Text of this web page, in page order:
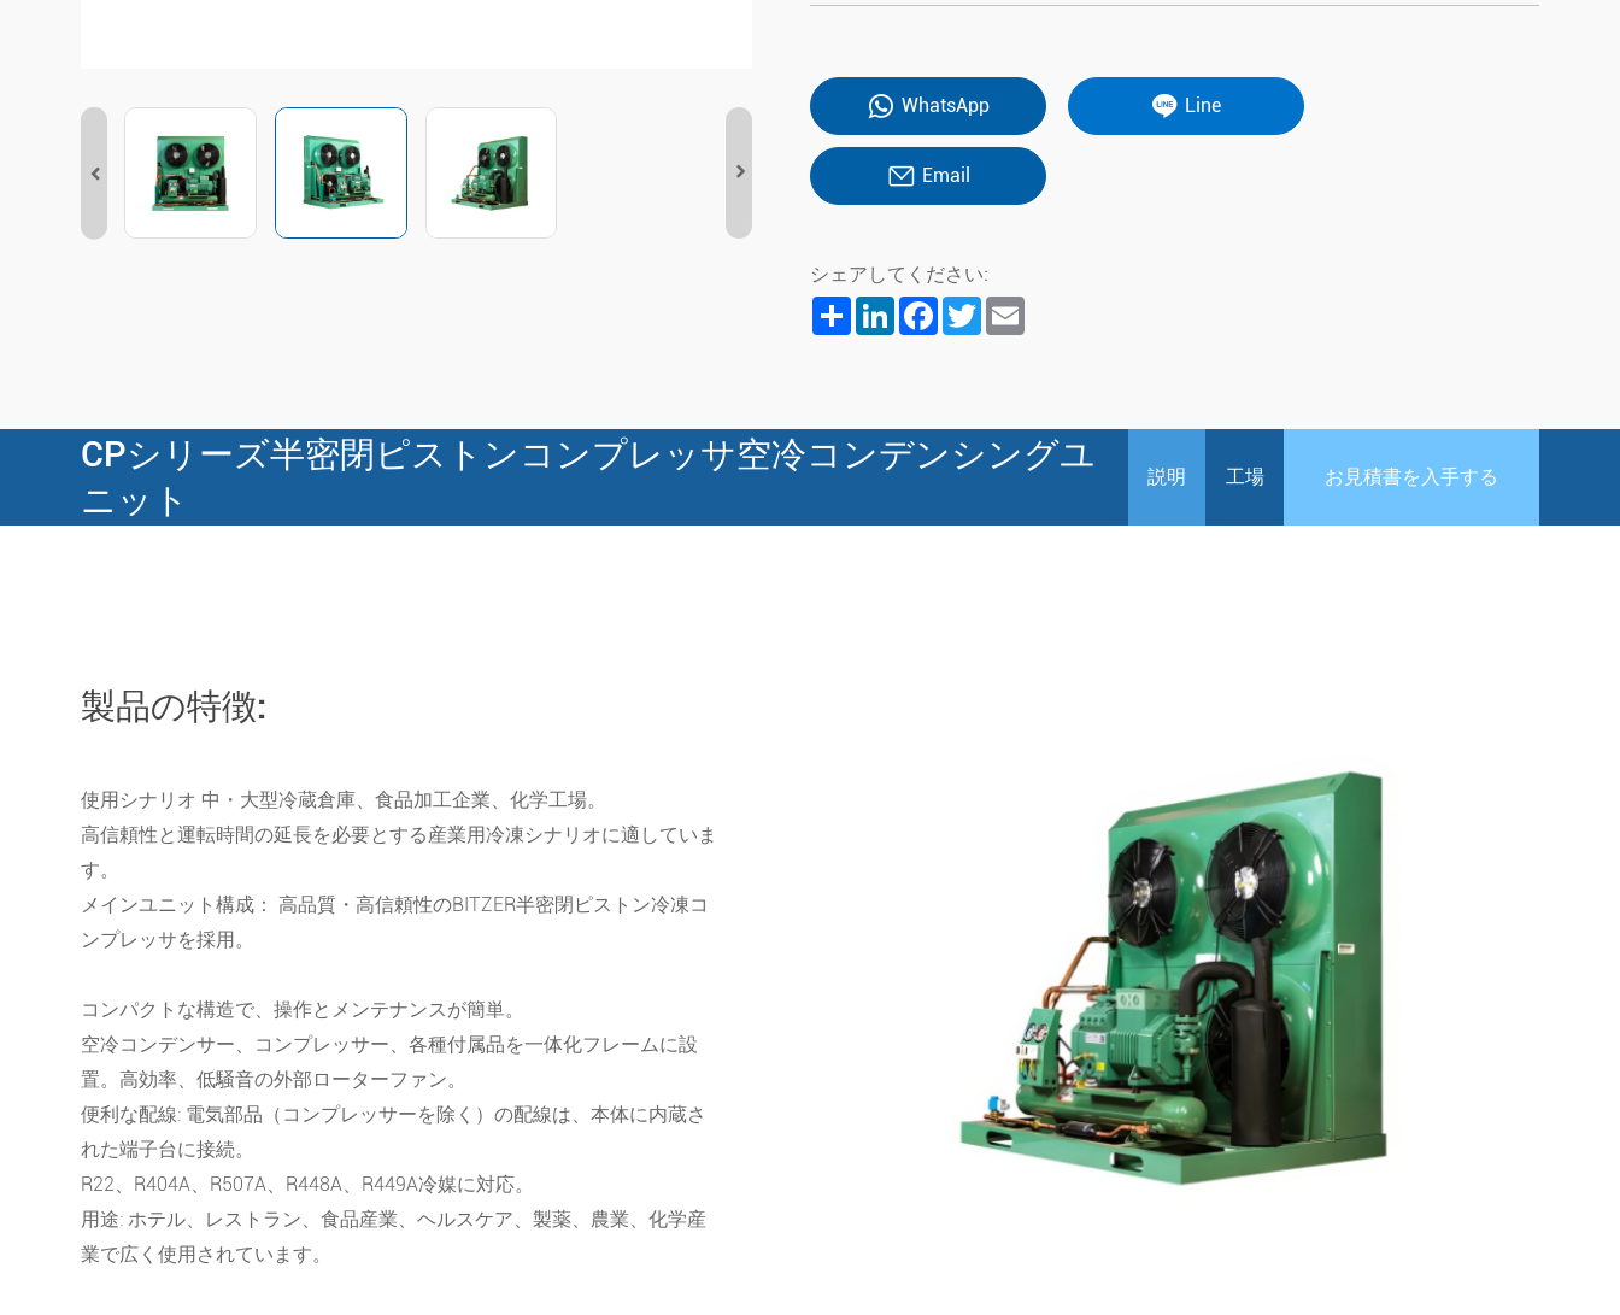
WhatsApp Line
Email
シェアしてください:
ShareLinkedInFacebook
Twitter
CPシリーズ半密閉ピストンコンプレッサ空冷コンデンシングユ
ニット
説明 工場 お見積書を入手する
製品の特徴:
使用シナリオ 中・大型冷蔵倉庫、食品加工企業、化学工場。
高信頼性と運転時間の延長を必要とする産業用冷凍シナリオに適していま
す。
メインユニット構成： 高品質・高信頼性のBITZER半密閉ピストン冷凍コ
ンプレッサを採用。
コンパクトな構造で、操作とメンテナンスが簡単。
空冷コンデンサー、コンプレッサー、各種付属品を一体化フレームに設
置。高効率、低騒音の外部ローターファン。
便利な配線: 電気部品（コンプレッサーを除く）の配線は、本体に内蔵さ
れた端子台に接続。
R22、R404A、R507A、R448A、R449A冷媒に対応。
用途: ホテル、レストラン、食品産業、ヘルスケア、製薬、農業、化学産
業で広く使用されています。